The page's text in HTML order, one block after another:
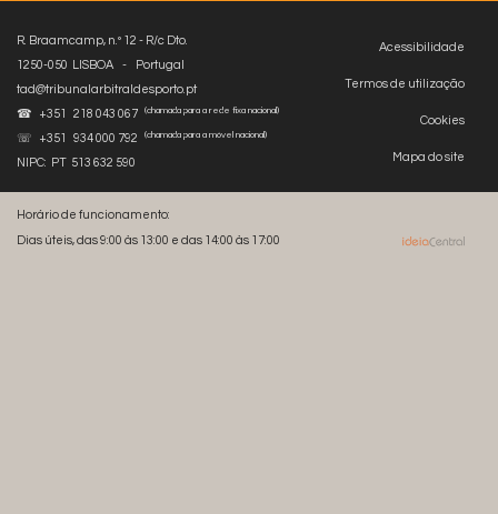
Acessibilidade
Termos de utilização
Cookies
Mapa do site
R. Braamcamp, n.º 12 - R/c Dto.
1250-050 LISBOA - Portugal
tad@tribunalarbitraldesporto.pt
☎ +351 218 043 067
(chamada para a rede fixa nacional)
☏ +351 934 000 792 (chamada para a móvel nacional)
NIPC: PT 513 632 590
Horário de funcionamento:
Dias úteis, das 9:00 às 13:00 e das 14:00 às 17:00